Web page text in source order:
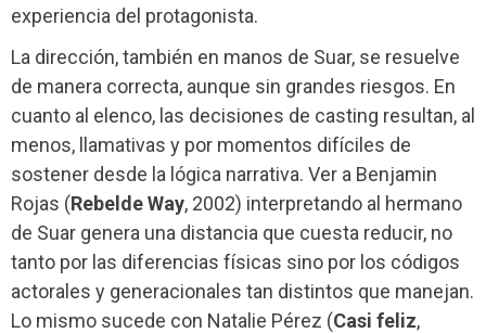
experiencia del protagonista.
La dirección, también en manos de Suar, se resuelve
de manera correcta, aunque sin grandes riesgos. En
cuanto al elenco, las decisiones de casting resultan, al
menos, llamativas y por momentos difíciles de
sostener desde la lógica narrativa. Ver a Benjamin
Rojas (Rebelde Way, 2002) interpretando al hermano
de Suar genera una distancia que cuesta reducir, no
tanto por las diferencias físicas sino por los códigos
actorales y generacionales tan distintos que manejan.
Lo mismo sucede con Natalie Pérez (Casi feliz,